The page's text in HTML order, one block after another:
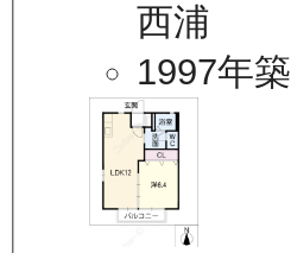
西浦
1997年築